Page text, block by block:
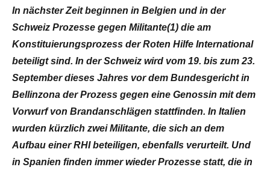
In nächster Zeit beginnen in Belgien und in der
Schweiz Prozesse gegen Militante(1) die am
Konstituierungsprozess der Roten Hilfe International
beteiligt sind. In der Schweiz wird vom 19. bis zum 23.
September dieses Jahres vor dem Bundesgericht in
Bellinzona der Prozess gegen eine Genossin mit dem
Vorwurf von Brandanschlägen stattfinden. In Italien
wurden kürzlich zwei Militante, die sich an dem
Aufbau einer RHI beteiligen, ebenfalls verurteilt. Und
in Spanien finden immer wieder Prozesse statt, die in